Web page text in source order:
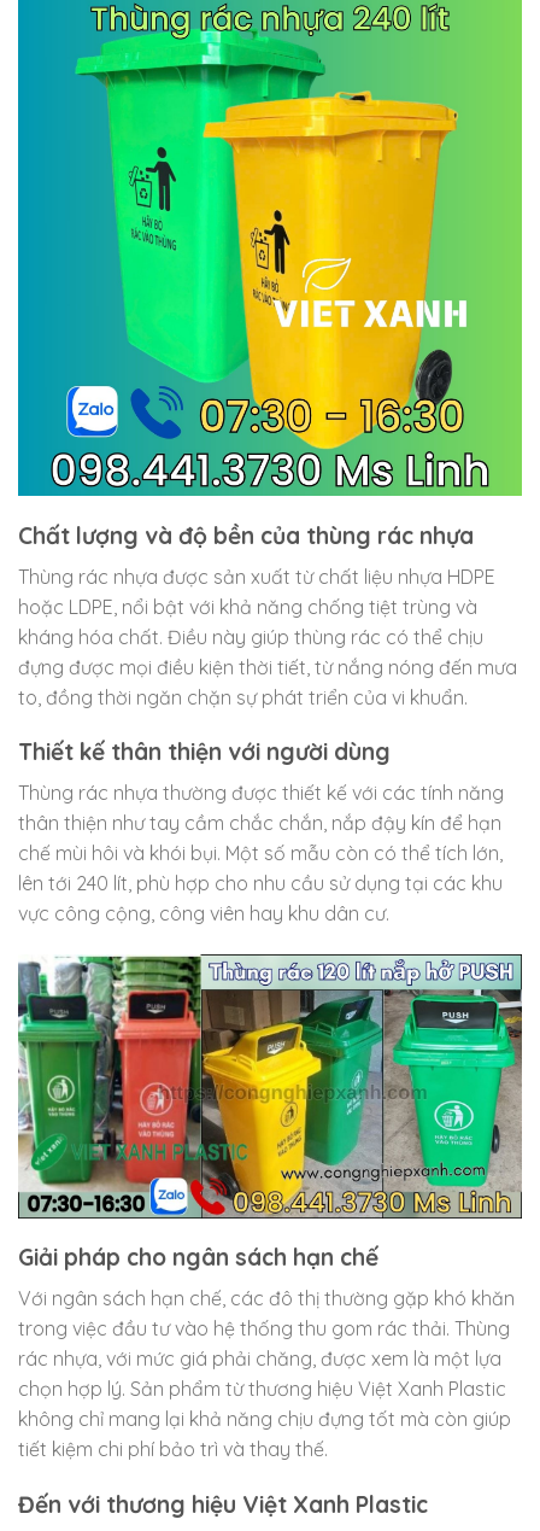
Chất lượng và độ bền của thùng rác nhựa
Thùng rác nhựa được sản xuất từ chất liệu nhựa HDPE
hoặc LDPE, nổi bật với khả năng chống tiệt trùng và
kháng hóa chất. Điều này giúp thùng rác có thể chịu
đựng được mọi điều kiện thời tiết, từ nắng nóng đến mưa
to, đồng thời ngăn chặn sự phát triển của vi khuẩn.
Thiết kế thân thiện với người dùng
Thùng rác nhựa thường được thiết kế với các tính năng
thân thiện như tay cầm chắc chắn, nắp đậy kín để hạn
chế mùi hôi và khói bụi. Một số mẫu còn có thể tích lớn,
lên tới 240 lít, phù hợp cho nhu cầu sử dụng tại các khu
vực công cộng, công viên hay khu dân cư.
Giải pháp cho ngân sách hạn chế
Với ngân sách hạn chế, các đô thị thường gặp khó khăn
trong việc đầu tư vào hệ thống thu gom rác thải. Thùng
rác nhựa, với mức giá phải chăng, được xem là một lựa
chọn hợp lý. Sản phẩm từ thương hiệu Việt Xanh Plastic
không chỉ mang lại khả năng chịu đựng tốt mà còn giúp
tiết kiệm chi phí bảo trì và thay thế.
Đến với thương hiệu Việt Xanh Plastic